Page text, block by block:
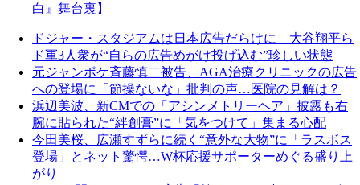
白』舞台裏】
ドジャー・スタジアムは日本広告だらけに 大谷翔平ら
ド軍3人衆が“自らの広告めがけ投げ込む”珍しい状態
元ジャンポケ斉藤慎二被告、AGA治療クリニックの広告
への登場に「節操ないな」批判の声…医院の見解は？
浜辺美波、新CMでの「アシンメトリーヘア」披露も右
腕に貼られた“絆創膏”に「気をつけて」集まる心配
今田美桜、広瀬すずらに続く“意外な大物”に「ラスボス
登場」とネット驚愕…W杯応援サポーターめぐる盛り上
がり